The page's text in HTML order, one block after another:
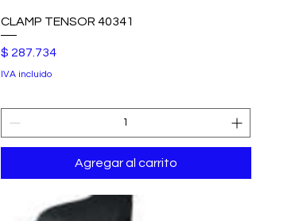
CLAMP TENSOR 40341
Precio
$ 287.734
IVA incluido
Agregar al carrito